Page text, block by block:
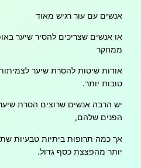
אנשים עם עור רגיש מאוד
או אנשים שצריכים להסיר שיער
ממחקר
אודות שיטות להסרת שיער
טובות יותר.
יש הרבה אנשים שרוצים הסרת
הפנים שלהם,
אך כמה תרופות ביתיות טבעיות
יותר מהפצצת כסף גדול.